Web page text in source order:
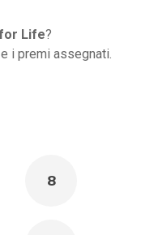
Life?
i premi assegnati.
8